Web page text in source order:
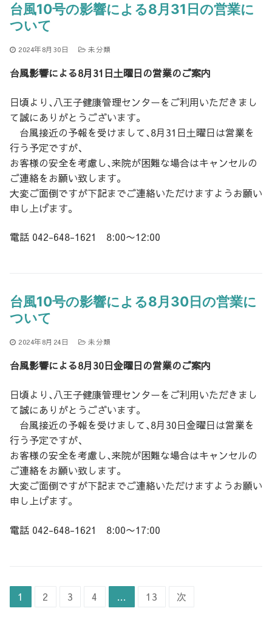
台風10号の影響による8月31日の営業に
ついて
2024年8月30日 未分類
台風影響による8月31日土曜日の営業のご案内
日頃より､八王子健康管理センターをご利用いただきまし
て誠にありがとうございます｡
台風接近の予報を受けまして､8月31日土曜日は営業を
行う予定ですが、
お客様の安全を考慮し､来院が困難な場合はキャンセルの
ご連絡をお願い致します。
大変ご面倒ですが下記までご連絡いただけますようお願い
申し上げます。
電話 042-648-1621 8:00〜12:00
台風10号の影響による8月30日の営業に
ついて
2024年8月24日 未分類
台風影響による8月30日金曜日の営業のご案内
日頃より､八王子健康管理センターをご利用いただきまし
て誠にありがとうございます｡
台風接近の予報を受けまして､8月30日金曜日は営業を
行う予定ですが、
お客様の安全を考慮し､来院が困難な場合はキャンセルの
ご連絡をお願い致します。
大変ご面倒ですが下記までご連絡いただけますようお願い
申し上げます。
電話 042-648-1621 8:00〜17:00
投
1 2 3 4 … 13 次